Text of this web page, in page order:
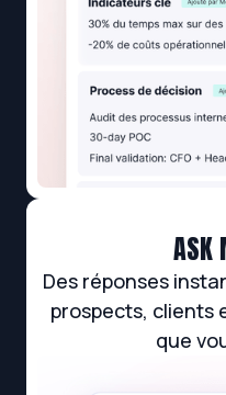
ASK
Des réponses
prospects, clients
que